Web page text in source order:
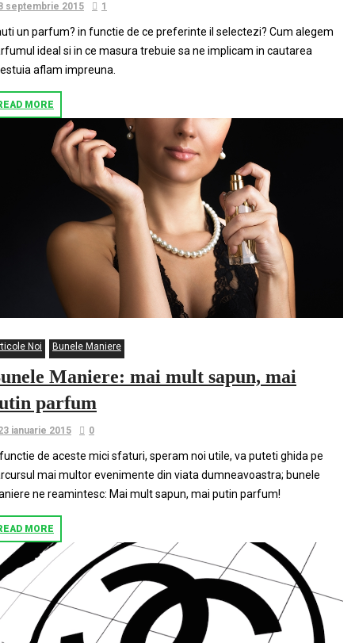
septembrie 2015 1
un parfum? in functie de ce preferinte il selectezi? Cum alegem
ideal si in ce masura trebuie sa ne implicam in cautarea
aflam impreuna.
MORE
Noi Bunele Maniere
Maniere: mai mult sapun, mai
parfum
ianuarie 2015 0
de aceste mici sfaturi, speram noi utile, va puteti ghida pe
mai multor evenimente din viata dumneavoastra; bunele
ne reamintesc: Mai mult sapun, mai putin parfum!
MORE